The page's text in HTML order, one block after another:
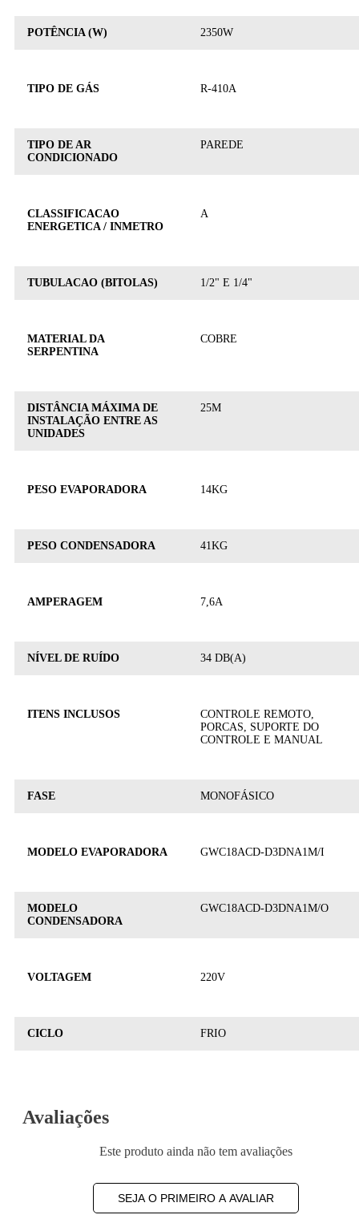
POTÊNCIA (W) 2350W
TIPO DE GÁS R-410A
TIPO DE AR
CONDICIONADO
PAREDE
CLASSIFICACAO
ENERGETICA / INMETRO
A
TUBULACAO (BITOLAS) 1/2" E 1/4"
MATERIAL DA
SERPENTINA
COBRE
DISTÂNCIA MÁXIMA DE
INSTALAÇÃO ENTRE AS
UNIDADES
25M
PESO EVAPORADORA 14KG
PESO CONDENSADORA 41KG
AMPERAGEM 7,6A
NÍVEL DE RUÍDO 34 DB(A)
ITENS INCLUSOS
CONTROLE REMOTO,
PORCAS, SUPORTE DO
CONTROLE E MANUAL
FASE MONOFÁSICO
MODELO EVAPORADORA GWC18ACD-D3DNA1M/I
MODELO
CONDENSADORA
GWC18ACD-D3DNA1M/O
VOLTAGEM 220V
CICLO FRIO
Avaliações
Este produto ainda não tem avaliações
SEJA O PRIMEIRO A AVALIAR